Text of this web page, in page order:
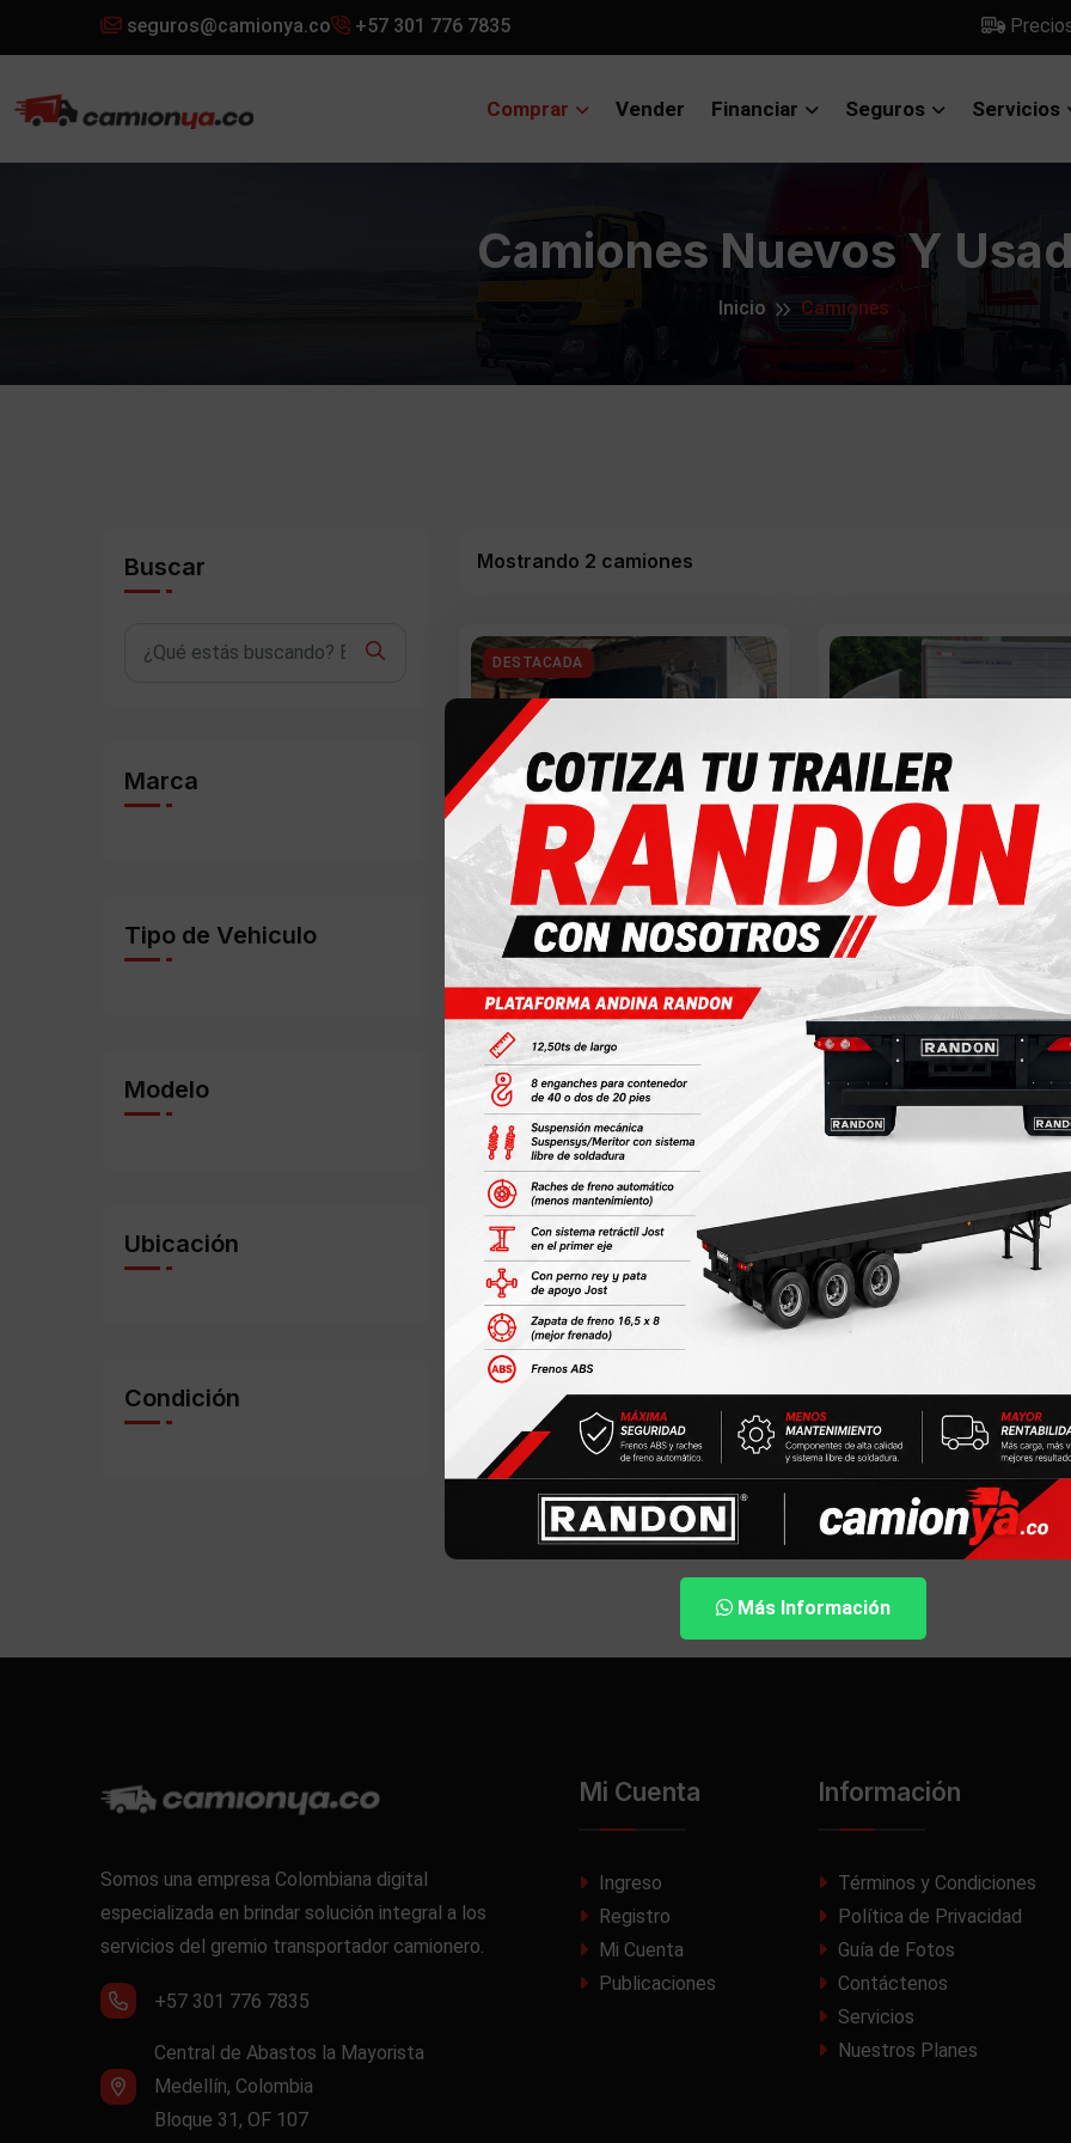
seguros@camionya.co +57 301 776 7835
Comprar Vender Financiar Seguros Servicios
Más Información
Camiones Nuevos Y
Inicio Camiones
Buscar
Marca
Tipo de Vehiculo
Modelo
Ubicación
Condición
Mostrando 2 camiones
DESTACADA
CHEVROLET FSR 2010
Usados la Mayorista
437,000 KM
Modelo: 2010
Cali - Valle del Cauca
$178,000,000
CAMIÓN JAC
216,000 KM
Modelo: 2017
Cali - Valle del Cauca
Somos una empresa Colombiana digital
especializada en brindar solución integral a los
servicios del gremio transportador camionero.
+57 301 776 7835
Central de Abastos la Mayorista
Medellín, Colombia
Bloque 31, OF 107
Mi Cuenta
Ingreso
Registro
Mi Cuenta
Publicaciones
Información
Términos y Condiciones
Política de Privacidad
Guía de Fotos
Contáctenos
Servicios
Nuestros Planes